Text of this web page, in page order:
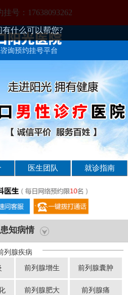
挂号：17638093262
2025年男科医院排名-周口男科医院
医生团队 就诊指南
知病情
列腺疾病
前列腺增生 前列腺囊肿
前列腺肥大 前列腺痛
什么可以帮您?